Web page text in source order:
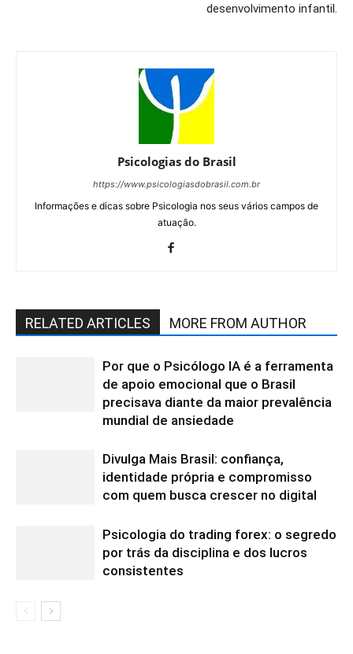
desenvolvimento infantil.
Psicologias do Brasil
https://www.psicologiasdobrasil.com.br
Informações e dicas sobre Psicologia nos seus vários campos de
atuação.
RELATED ARTICLES MORE FROM AUTHOR
Por que o Psicólogo IA é a ferramenta
de apoio emocional que o Brasil
precisava diante da maior prevalência
mundial de ansiedade
Divulga Mais Brasil: confiança,
identidade própria e compromisso
com quem busca crescer no digital
Psicologia do trading forex: o segredo
por trás da disciplina e dos lucros
consistentes